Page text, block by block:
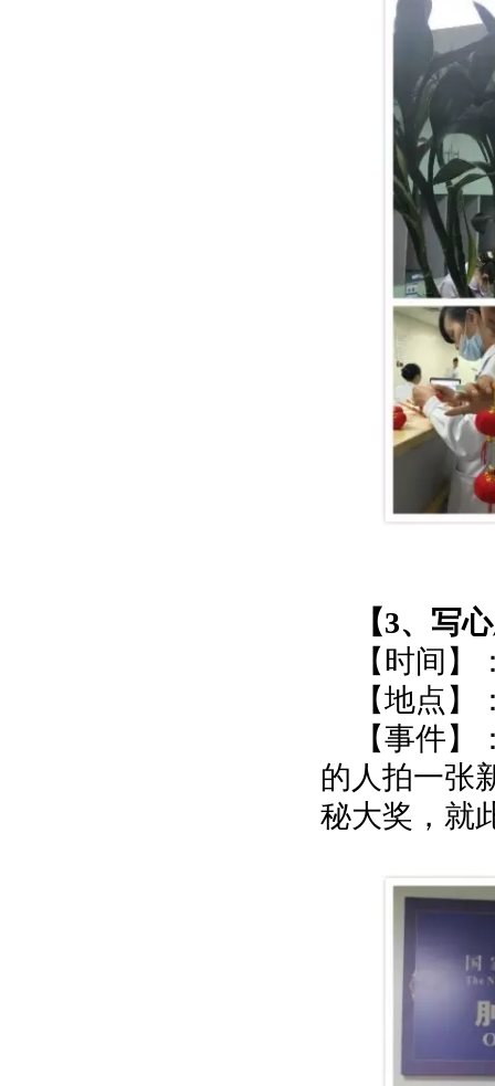
【3、写
【时间】
【地点
【事件
的人拍一张
秘大奖，就